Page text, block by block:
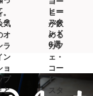
？
ヒー
スタ
ンド
6選
気
オ
ラ
ン
ョ
プ
と
ヒー
が飲
める
カフ
ェ・
コー
ヒー
スタ